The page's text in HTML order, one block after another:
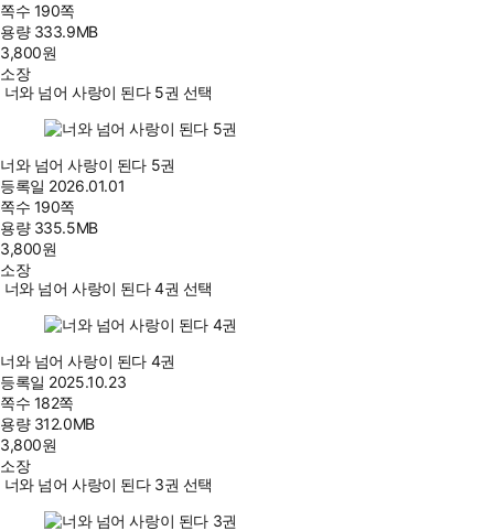
쪽수 190쪽
용량 333.9MB
3,800원
소장
너와 넘어 사랑이 된다 5권 선택
너와 넘어 사랑이 된다 5권
등록일 2026.01.01
쪽수 190쪽
용량 335.5MB
3,800원
소장
너와 넘어 사랑이 된다 4권 선택
너와 넘어 사랑이 된다 4권
등록일 2025.10.23
쪽수 182쪽
용량 312.0MB
3,800원
소장
너와 넘어 사랑이 된다 3권 선택